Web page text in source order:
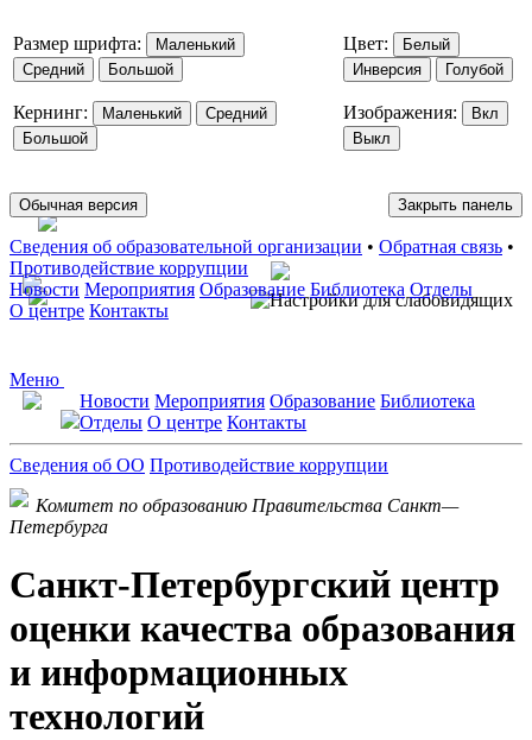
Размер шрифта:
Маленький
Средний
Большой
Кернинг: Маленький
Средний
Большой
Цвет:
Белый
Инверсия
Голубой
Изображения:
Вкл
Выкл
Обычная версия Закрыть панель
Сведения об образовательной организации • Обратная связь •
Противодействие коррупции
Новости Мероприятия Образование Библиотека Отделы
О центре Контакты
Меню
Новости Мероприятия Образование Библиотека
Отделы О центре Контакты
Сведения об ОО Противодействие коррупции
Комитет по образованию Правительства Санкт—
Петербурга
Санкт-Петербургский центр
оценки качества образования
и информационных
технологий